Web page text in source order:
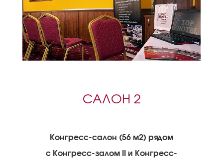
САЛОН 2
Конгресс-салон (56 м2) рядом
с Конгресс-залом II и Конгресс-